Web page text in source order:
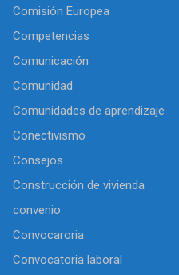
Comisión Europea
Competencias
Comunicación
Comunidad
Comunidades de aprendizaje
Conectivismo
Consejos
Construcción de vivienda
convenio
Convocaroria
Convocatoria laboral